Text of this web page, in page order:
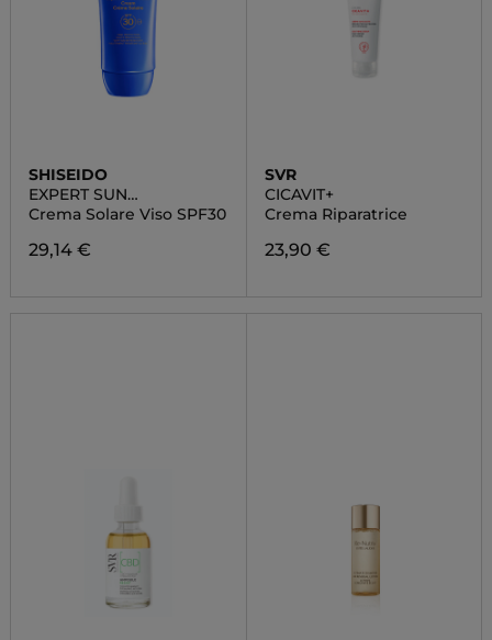
SHISEIDO
EXPERT SUN
PROTECTOR
Crema Solare Viso SPF30
29,14 €
SVR
CICAVIT+
Crema Riparatrice
23,90 €